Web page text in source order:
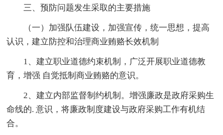
三、预防问题发生采取的主要措施
（一）加强队伍建设，加强宣传，统一思想，提高
认识，建立防控和治理商业贿赂长效机制
1、建立职业道德约束机制，广泛开展职业道德教
育，增强 自觉抵制商业贿赂的意识。
2、建立内部监督制约机制。增强廉政是政府采购生
命线的. 意识，将廉政制度建设与政府采购工作有机结
合。